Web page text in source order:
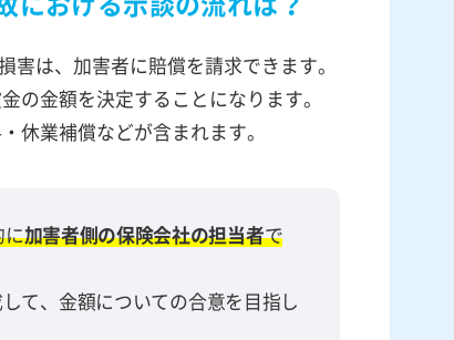
害は、加害者に賠償を請求できます。
の金額を決定することになります。
休業補償などが含まれます。
に加害者側の保険会社の担当者で
て、金額についての合意を目指し